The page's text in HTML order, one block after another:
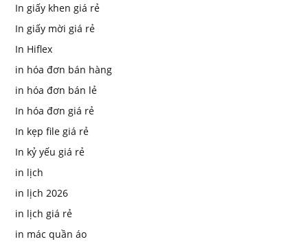
In giấy khen giá rẻ
In giấy mời giá rẻ
In Hiflex
in hóa đơn bán hàng
in hóa đơn bán lẻ
In hóa đơn giá rẻ
In kẹp file giá rẻ
In kỷ yếu giá rẻ
in lịch
in lịch 2026
in lịch giá rẻ
in mác quần áo